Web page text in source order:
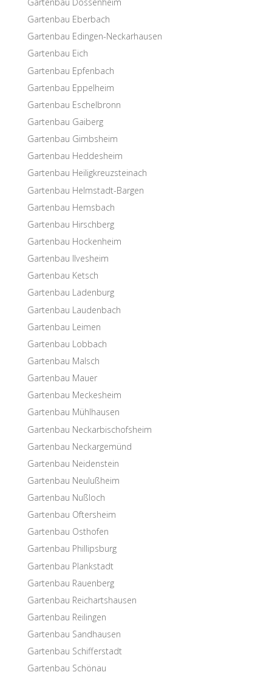
Garten­bau Eberbach
Garten­bau Edingen-Neckarhausen
Garten­bau Eich
Garten­bau Epfenbach
Garten­bau Eppelheim
Garten­bau Eschelbronn
Garten­bau Gaiberg
Garten­bau Gimbsheim
Garten­bau Heddesheim
Garten­bau Heiligkreuzsteinach
Garten­bau Helmstadt-Bargen
Garten­bau Hemsbach
Garten­bau Hirschberg
Garten­bau Hockenheim
Garten­bau Ilvesheim
Garten­bau Ketsch
Garten­bau Ladenburg
Garten­bau Laudenbach
Garten­bau Leimen
Garten­bau Lobbach
Garten­bau Malsch
Garten­bau Mauer
Garten­bau Meckesheim
Garten­bau Mühlhausen
Garten­bau Neckarbischofsheim
Garten­bau Neckargemünd
Garten­bau Neidenstein
Garten­bau Neulußheim
Garten­bau Nußloch
Garten­bau Oftersheim
Garten­bau Osthofen
Garten­bau Phillipsburg
Garten­bau Plankstadt
Garten­bau Rauenberg
Garten­bau Reichartshausen
Garten­bau Reilingen
Garten­bau Sandhausen
Garten­bau Schifferstadt
Garten­bau Schönau